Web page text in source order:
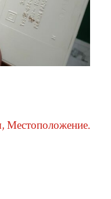
Местоположение.